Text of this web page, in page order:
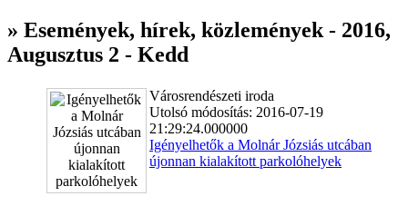
» Események, hírek, közlemények - 2016,
Augusztus 2 - Kedd
Városrendészeti iroda
Utolsó módosítás: 2016-07-19
21:29:24.000000
Igényelhetők a Molnár Józsiás utcában
újonnan kialakított parkolóhelyek